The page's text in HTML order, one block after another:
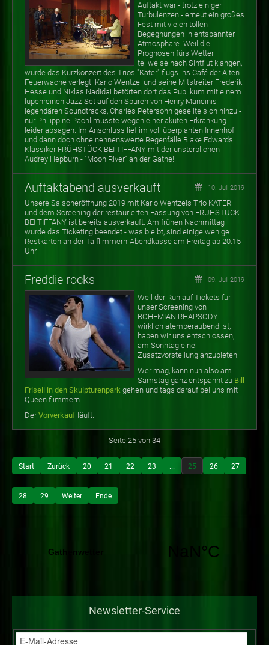
Auftakt war - trotz einiger
Turbulenzen - erneut ein großes
Fest mit vielen tollen
Begegnungen in entspannter
Atmosphäre. Weil die
Prognosen fürs Wetter
teilweise nach Sintflut klangen,
wurde das Kurzkonzert des Trios "Kater" flugs ins Café der Alten
Feuerwache verlegt. Karlo Wentzel und seine Mitstreiter Frederik
Hesse und Niklas Nadidai betörten dort das Publikum mit einem
lupenreinen Jazz-Set auf den Spuren von Henry Mancinis
legendären Soundtracks, Charles Petersohn gesellte sich hinzu -
nur Philippine Pachl musste wegen einer akuten Erkrankung
leider absagen. Im Anschluss lief im voll überplanten Innenhof
und dann doch ohne nennenswerte Regenfälle Blake Edwards
Klassiker FRÜHSTÜCK BEI TIFFANY mit der unsterblichen
Audrey Hepburn - "Moon River" an der Gathe!
Auftaktabend ausverkauft 10. Juli 2019
Unsere Saisoneröffnung 2019 mit Karlo Wentzels Trio KATER
und dem Screening der restaurierten Fassung von FRÜHSTÜCK
BEI TIFFANY ist bereits ausverkauft. Am frühen Nachmittag
wurde das Ticketing beendet - was bleibt, sind einige wenige
Restkarten an der Talflimmern-Abendkasse am Freitag ab 20:15
Uhr.
Freddie rocks 09. Juli 2019
Weil der Run auf Tickets für
unser Screening von
BOHEMIAN RHAPSODY
wirklich atemberaubend ist,
haben wir uns entschlossen,
am Sonntag eine
Zusatzvorstellung anzubieten.
Wer mag, kann nun also am
Samstag ganz entspannt zu Bill
Frisell in den Skulpturenpark gehen und tags darauf bei uns mit
Queen flimmern.
DerVorverkauf läuft.
Seite 25 von 34
Start Zurück 20 21 22 23 ... 25 26 27
28 29 Weiter Ende
Newsletter-Service